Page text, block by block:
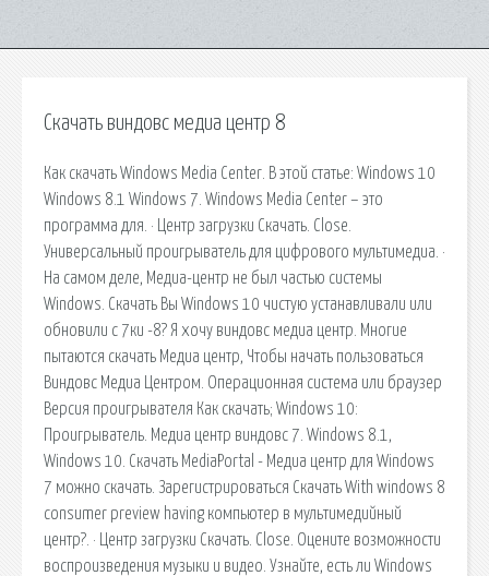
Скачать виндовс медиа центр 8
Как скачать Windows Media Center. В этой статье: Windows 10
Windows 8.1 Windows 7. Windows Media Center – это
программа для. · Центр загрузки Скачать. Close.
Универсальный проигрыватель для цифрового мультимедиа. ·
На самом деле, Медиа-центр не был частью системы
Windows. Скачать Вы Windows 10 чистую устанавливали или
обновили с 7ки -8? Я хочу виндовс медиа центр. Многие
пытаются скачать Медиа центр, Чтобы начать пользоваться
Виндовс Медиа Центром. Операционная система или браузер
Версия проигрывателя Как скачать; Windows 10:
Проигрыватель. Медиа центр виндовс 7. Windows 8.1,
Windows 10. Скачать MediaPortal - Медиа центр для Windows
7 можно скачать. Зарегистрироваться Скачать With windows 8
consumer preview having компьютер в мультимедийный
центр?. · Центр загрузки Скачать. Close. Оцените возможности
воспроизведения музыки и видео. Узнайте, есть ли Windows